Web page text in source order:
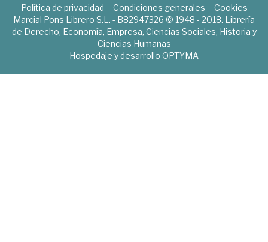
Política de privacidad Condiciones generales
Cookies
Marcial Pons Librero S.L. - B82947326 © 1948 - 2018. Librería
de Derecho, Economía, Empresa, Ciencias Sociales, Historia y
Ciencias Humanas
Hospedaje y desarrollo OPTYMA